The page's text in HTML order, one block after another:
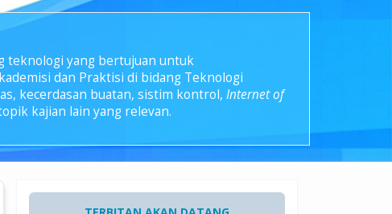
teknologi yang bertujuan untuk
dan Praktisi di bidang Teknologi
kecerdasan buatan, sistim kontrol, Internet of
kajian lain yang relevan.